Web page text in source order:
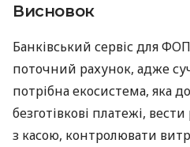
Висновок
Банківський сервіс для
поточний рахунок, адже
потрібна екосистема, яка
безготівкові платежі,
з касою, контролювати